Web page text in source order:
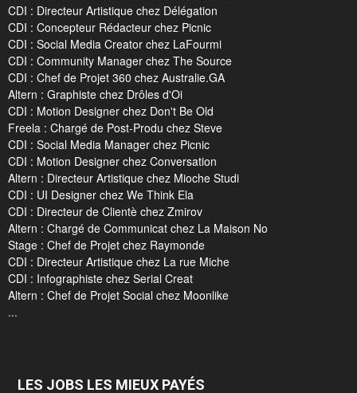
CDI : Directeur Artistique chez Délégation
CDI : Concepteur Rédacteur chez Picnic
CDI : Social Media Creator chez LaFourmi
CDI : Community Manager chez The Source
CDI : Chef de Projet 360 chez Australie.GA
Altern : Graphiste chez Drôles d'Oi
CDI : Motion Designer chez Don't Be Old
Freela : Chargé de Post-Produ chez Steve
CDI : Social Media Manager chez Picnic
CDI : Motion Designer chez Conversation
Altern : Directeur Artistique chez Mioche Studi
CDI : UI Designer chez We Think Ela
CDI : Directeur de Clientè chez Zmirov
Altern : Chargé de Communicat chez La Maison No
Stage : Chef de Projet chez Raymonde
CDI : Directeur Artistique chez La rue Miche
CDI : Infographiste chez Serial Creat
Altern : Chef de Projet Social chez Moonlike
...
LES JOBS LES MIEUX PAYÉS